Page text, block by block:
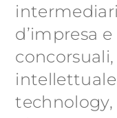
d’impresa